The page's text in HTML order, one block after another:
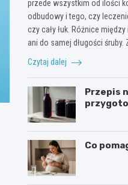
przede wszystkim od ilości
odbudowy i tego, czy
czy cały łuk. Różnice
ani do samej długości śruby.
Czytaj dalej
Przepis
Co